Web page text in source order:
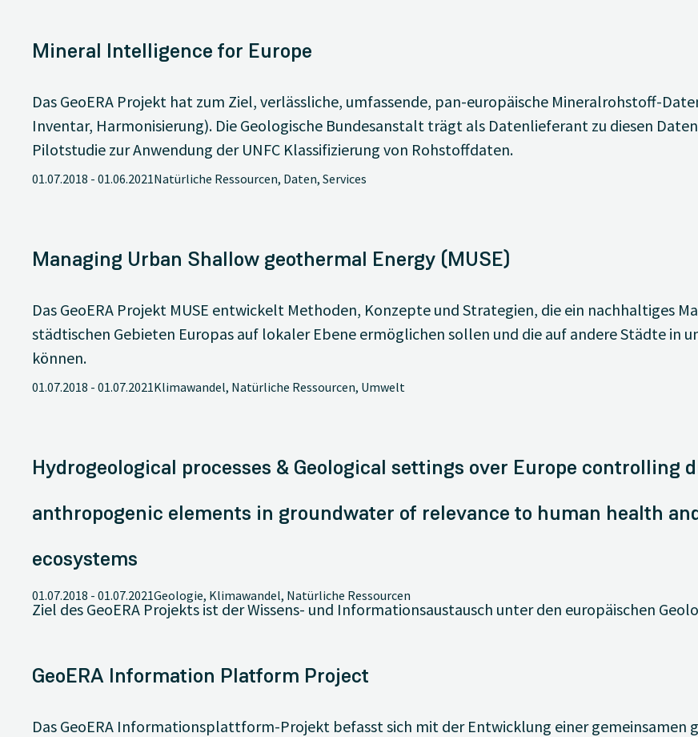
Mineral Intelligence for Europe
Das GeoERA Projekt hat zum Ziel, verlässliche, umfassende, pan-europäische Mineralrohstoff-
Inventar, Harmonisierung). Die Geologische Bundesanstalt trägt als Datenlieferant zu diesen
Pilotstudie zur Anwendung der UNFC Klassifizierung von Rohstoffdaten.
01.07.2018 - 01.06.2021Natürliche Ressourcen, Daten, Services
Managing Urban Shallow geothermal Energy (MUSE)
Das GeoERA Projekt MUSE entwickelt Methoden, Konzepte und Strategien, die ein nachhaltiges
städtischen Gebieten Europas auf lokaler Ebene ermöglichen sollen und die auf andere Städte in
können.
01.07.2018 - 01.07.2021Klimawandel, Natürliche Ressourcen, Umwelt
Hydrogeological processes & Geological settings over Europe controlling
anthropogenic elements in groundwater of relevance to human health
ecosystems
Ziel des GeoERA Projekts ist der Wissens- und Informationsaustausch unter den europäischen
01.07.2018 - 01.07.2021Geologie, Klimawandel, Natürliche Ressourcen
GeoERA Information Platform Project
Das GeoERA Informationsplattform-Projekt befasst sich mit der Entwicklung einer